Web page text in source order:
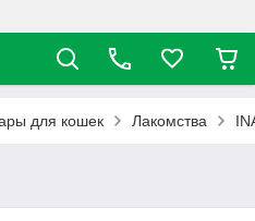
для кошек Лакомства